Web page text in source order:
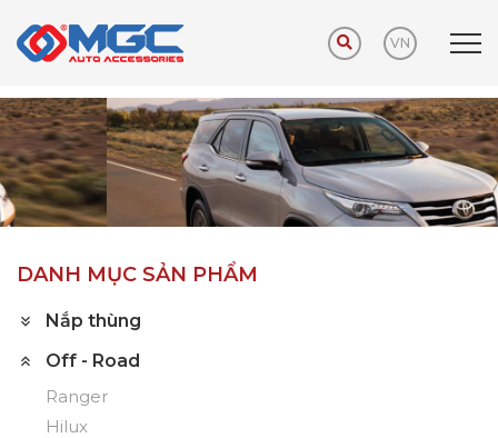
VN
Trang chủ Sản phẩm Off - Road Fortuner
DANH MỤC SẢN PHẨM
Nắp thùng
Off - Road
Ranger
Hilux